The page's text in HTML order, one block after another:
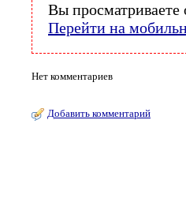
Вы
Перейти на
Нет комментариев
Добавить комментарий